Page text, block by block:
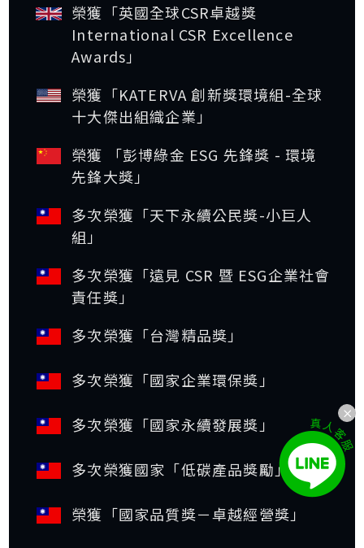
榮獲「英國全球CSR卓越獎
International CSR Excellence
Awards」
榮獲「KATERVA 創新獎環境組-全球
十大傑出組織企業」
榮獲 「彭博綠金 ESG 先鋒獎 - 環境
先鋒大獎」
多次榮獲「天下永續公民獎-小巨人
組」
多次榮獲「遠見 CSR 暨 ESG企業社會
責任獎」
多次榮獲「台灣精品獎」
多次榮獲「國家企業環保獎」
多次榮獲「國家永續發展獎」
多次榮獲國家「低碳產品獎勵」
榮獲「國家品質獎－卓越經營獎」